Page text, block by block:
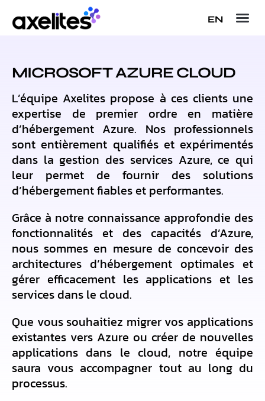
EN
MICROSOFT AZURE CLOUD
L’équipe Axelites propose à ces clients une
expertise de premier ordre en matière
d’hébergement Azure. Nos professionnels
sont entièrement qualifiés et expérimentés
dans la gestion des services Azure, ce qui
leur permet de fournir des solutions
d’hébergement fiables et performantes.
Grâce à notre connaissance approfondie des
fonctionnalités et des capacités d’Azure,
nous sommes en mesure de concevoir des
architectures d’hébergement optimales et
gérer efficacement les applications et les
services dans le cloud.
Que vous souhaitiez migrer vos applications
existantes vers Azure ou créer de nouvelles
applications dans le cloud, notre équipe
saura vous accompagner tout au long du
processus.